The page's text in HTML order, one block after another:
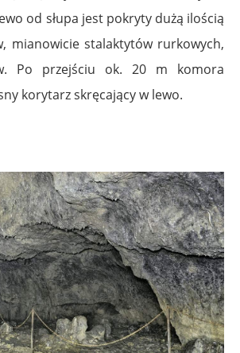
od słupa jest pokryty dużą ilością
mianowicie stalaktytów rurkowych,
Po przejściu ok. 20 m komora
korytarz skręcający w lewo.